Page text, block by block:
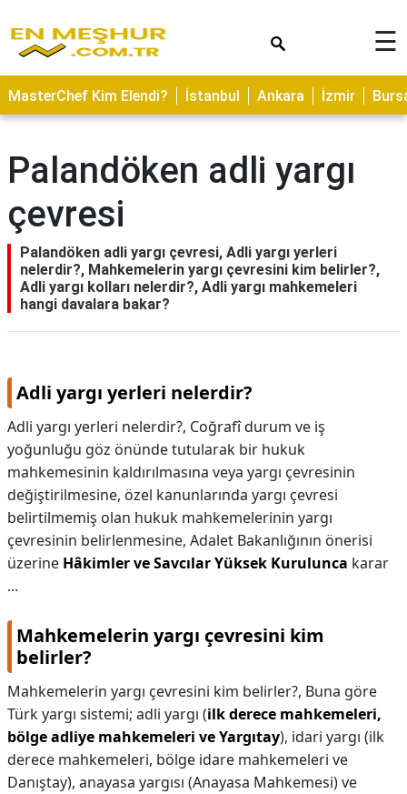
ASTROLOJİ
SAĞLIK
TARİFLERİ
GEZİLECEK
YERLER
CİLT
BAKIMI
NEDİR
HAMİLELİK
KAPLICALAR
İLETİŞİM
☰
MasterChef Kim Elendi? İstanbul Ankara İzmir
Palandöken adli yargı
çevresi
Palandöken adli yargı çevresi, Adli yargı yerleri
nelerdir?, Mahkemelerin yargı çevresini kim belirler?,
Adli yargı kolları nelerdir?, Adli yargı mahkemeleri
hangi davalara bakar?
Adli yargı yerleri nelerdir?
Adli yargı yerleri nelerdir?, Coğrafî durum ve iş
yoğunluğu göz önünde tutularak bir hukuk
mahkemesinin kaldırılmasına veya yargı çevresinin
değiştirilmesine, özel kanunlarında yargı çevresi
belirtilmemiş olan hukuk mahkemelerinin yargı
çevresinin belirlenmesine, Adalet Bakanlığının önerisi
üzerine Hâkimler ve Savcılar Yüksek Kurulunca karar
...
Mahkemelerin yargı çevresini kim
belirler?
Mahkemelerin yargı çevresini kim belirler?, Buna göre
Türk yargı sistemi; adli yargı (ilk derece mahkemeleri,
bölge adliye mahkemeleri ve Yargıtay), idari yargı (ilk
derece mahkemeleri, bölge idare mahkemeleri ve
Danıştay), anayasa yargısı (Anayasa Mahkemesi) ve